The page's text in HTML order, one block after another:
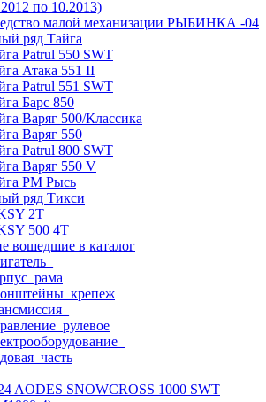
по 10.2013)
малой механизации РЫБИНКА -04
ряд Тайга
Patrul 550 SWT
Атака 551 II
Patrul 551 SWT
Барс 850
Варяг 500/Классика
Варяг 550
Patrul 800 SWT
Варяг 550 V
РМ Рысь
ряд Тикси
2T
500 4T
вошедшие в каталог
AODES SNOWCROSS 1000 SWT